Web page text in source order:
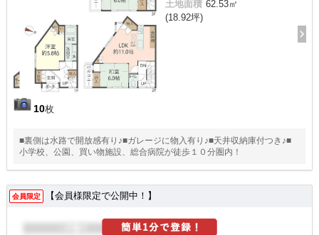
10枚
土地面積 62.53㎡
(18.92坪)
■裏側は水路で開放感有り♪■ガレージに物入有り♪■天井収納庫付つき♪■
小学校、公園、買い物施設、総合病院が徒歩１０分圏内！
会員限定 【会員様限定で公開中！】